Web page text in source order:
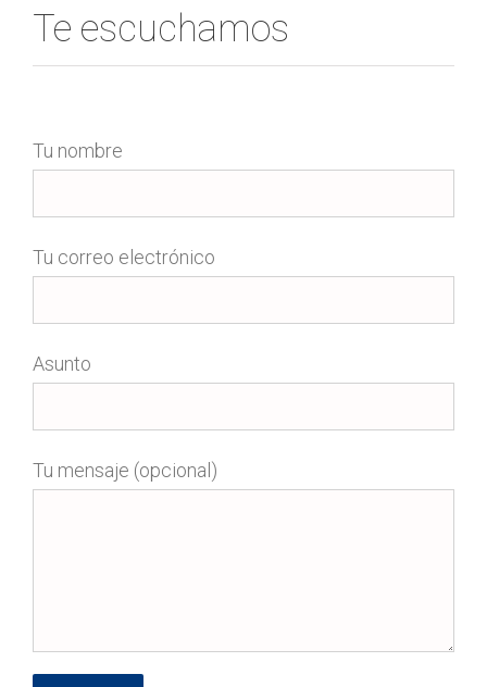
Te escuchamos
Tu nombre
Tu correo electrónico
Asunto
Tu mensaje (opcional)